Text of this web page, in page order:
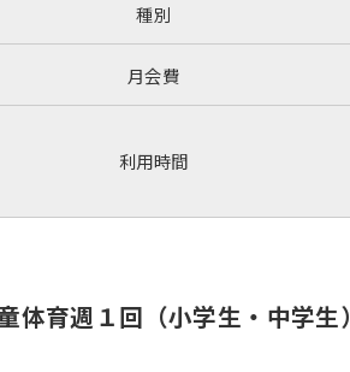
種別
月会費
利用時間
体育週１回（小学生・中学生）